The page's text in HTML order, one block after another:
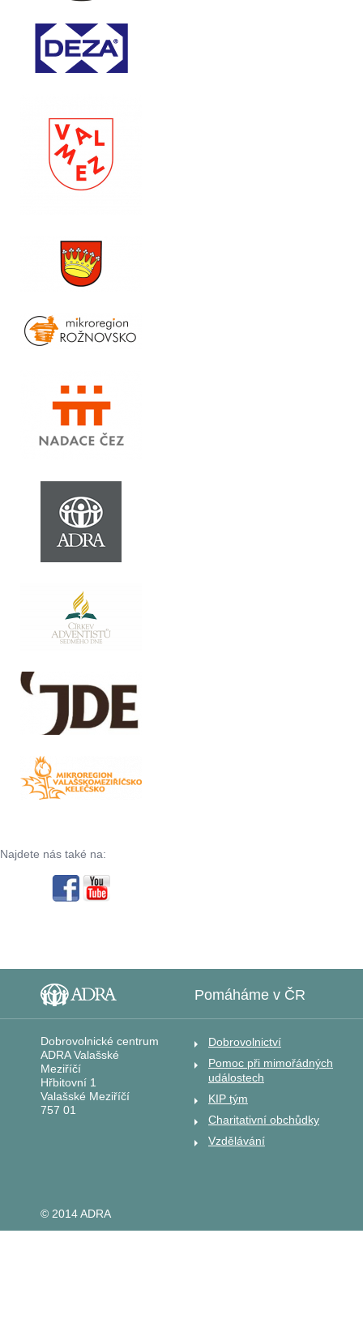
Najdete nás také na:
Dobrovolnické centrum
ADRA Valašské
Meziříčí
Hřbitovní 1
Valašské Meziříčí
757 01
Pomáháme v ČR
Dobrovolnictví
Pomoc při mimořádných
událostech
KIP tým
Charitativní obchůdky
Vzdělávání
© 2014 ADRA